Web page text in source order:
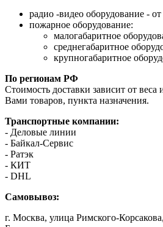
радио -видео оборудование -
пожарное оборудование:
малогабаритное
среднегабаритное
крупногабаритное
По регионам РФ
Стоимость доставки зависит от веса
Вами товаров, пункта назначения.
Транспортные компании:
- Деловые линии
- Байкал-Сервис
- Ратэк
- КИТ
- DHL
Самовывоз:
г. Москва, улица Римского-